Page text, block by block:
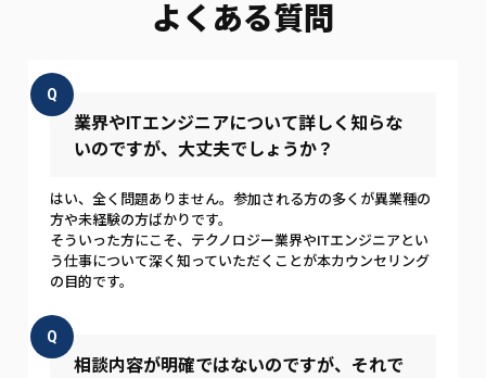
よくある質問
Q
業界やITエンジニアについて詳しく知らな
いのですが、大丈夫でしょうか？
はい、全く問題ありません。参加される方の多くが異業種の
方や未経験の方ばかりです。
そういった方にこそ、テクノロジー業界やITエンジニアとい
う仕事について深く知っていただくことが本カウンセリング
の目的です。
Q
相談内容が明確ではないのですが、それで